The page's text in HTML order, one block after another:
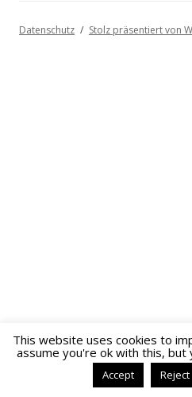
Datenschutz Stolz präsentiert von
This website uses cookies to
assume you're ok with this, but
Accept Reject